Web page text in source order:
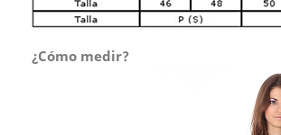
¿Cómo medir?